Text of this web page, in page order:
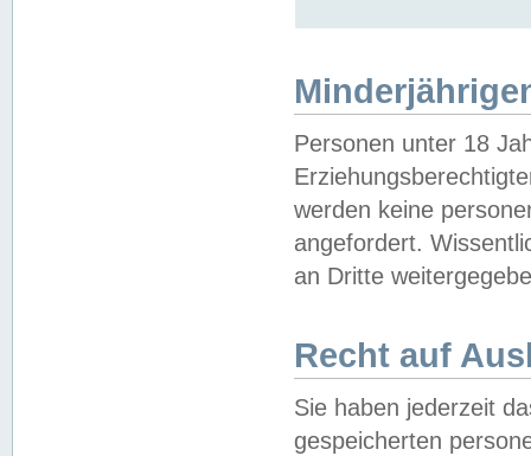
Personen unter 18
werden keine
angefordert.
an Dritte
Recht auf
Sie haben jederzeit
gespeicherten